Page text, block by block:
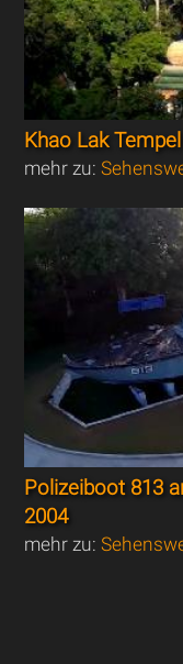
Khao Lak
mehr zu:
Polizeiboot 813
2004
mehr zu: